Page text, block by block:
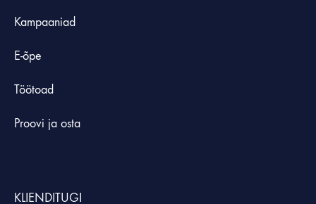
Kampaaniad
E-õpe
Töötoad
Proovi ja osta
KLIENDITUGI